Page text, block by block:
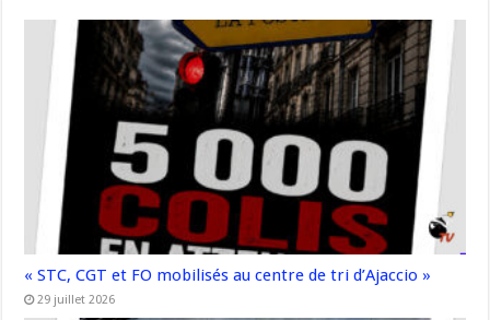
« STC, CGT et FO mobilisés au centre de tri d’Ajaccio »
29 juillet 2026